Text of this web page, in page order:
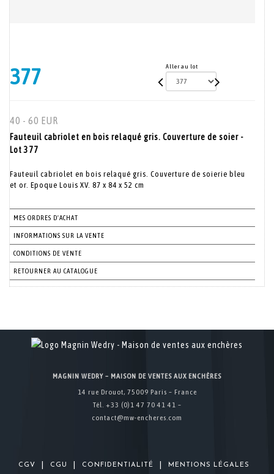
377 Aller au lot
40 - 60 EUR
Fauteuil cabriolet en bois relaqué gris. Couverture de soier -
Lot 377
Fauteuil cabriolet en bois relaqué gris. Couverture de soierie bleu
et or. Epoque Louis XV. 87 x 84 x 52 cm
MES ORDRES D'ACHAT
INFORMATIONS SUR LA VENTE
CONDITIONS DE VENTE
RETOURNER AU CATALOGUE
MAGNIN WEDRY – MAISON DE VENTES AUX ENCHÈRES
14 rue Drouot, 75009 Paris – France
Tél. +33 (0)1 47 70 41 41 –
contact@mw-encheres.com
CGV CGU CONFIDENTIALITÉ MENTIONS LÉGALES